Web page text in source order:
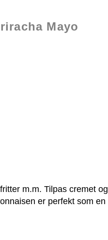
Mayo
m.m. Tilpas cremet
er perfekt som